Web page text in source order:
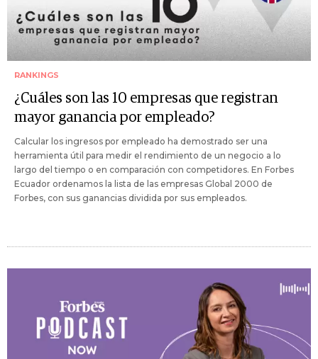
RANKINGS
¿Cuáles son las 10 empresas que registran
mayor ganancia por empleado?
Calcular los ingresos por empleado ha demostrado ser una
herramienta útil para medir el rendimiento de un negocio a lo
largo del tiempo o en comparación con competidores. En Forbes
Ecuador ordenamos la lista de las empresas Global 2000 de
Forbes, con sus ganancias dividida por sus empleados.